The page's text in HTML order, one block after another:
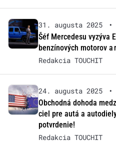
31. augusta 2025 •
Šéf Mercedesu vyzýva
benzínových motorov a
Redakcia TOUCHIT
24. augusta 2025 •
Obchodná dohoda
ciel pre autá a
potvrdenie!
Redakcia TOUCHIT